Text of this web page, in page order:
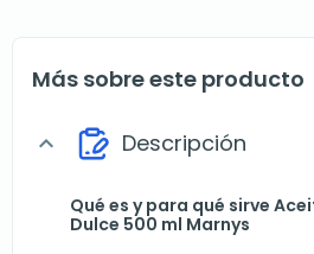
Más sobre este producto
expand_more Descripción
Qué es y para qué sirve
Dulce 500 ml Marnys